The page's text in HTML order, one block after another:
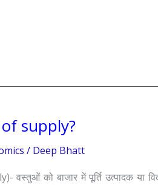
supply?
/ Deep Bhatt
वस्तुओं को बाजार में पूर्ति उत्पादक या